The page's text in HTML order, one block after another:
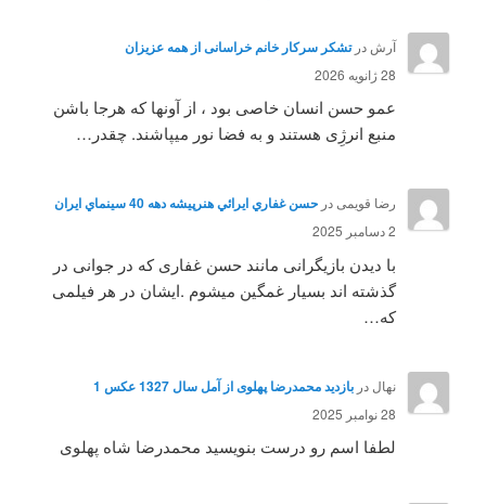
آرش درتشکر سرکار خانم خراسانی از همه عزیزان
28 ژانویه 2026
عمو حسن انسان خاصی بود ، از آونها که هرجا باشن
منبع انرژِی هستند و به فضا نور میپاشند. چقدر…
رضا قویمی در حسن غفاري ايرائي هنرپيشه دهه 40 سينماي ايران
2 دسامبر 2025
با دیدن بازیگرانی مانند حسن غفاری که در جوانی در
گذشته اند بسیار غمگین میشوم .ایشان در هر فیلمی
که…
نهال در بازدید محمدرضا پهلوی از آمل سال 1327 عکس 1
28 نوامبر 2025
لطفا اسم رو درست بنویسید محمدرضا شاه پهلوی